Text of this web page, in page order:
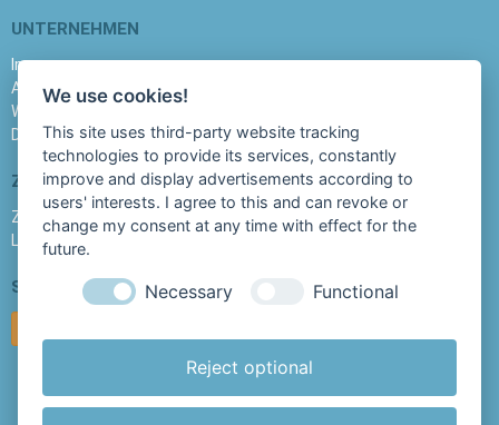
We use cookies!
This site uses third-party website tracking
technologies to provide its services, constantly
improve and display advertisements according to
users' interests. I agree to this and can revoke or
change my consent at any time with effect for the
future.
Necessary Functional
Reject optional
UNTERNEHMEN
Impressum
AGB
Widerrufsbelehrung
Datenschutz
ZAHLUNG & LIEFERUNG
Zahlungsmethoden
Lieferzeit & Versandkosten
SERVICE & SUPPORT